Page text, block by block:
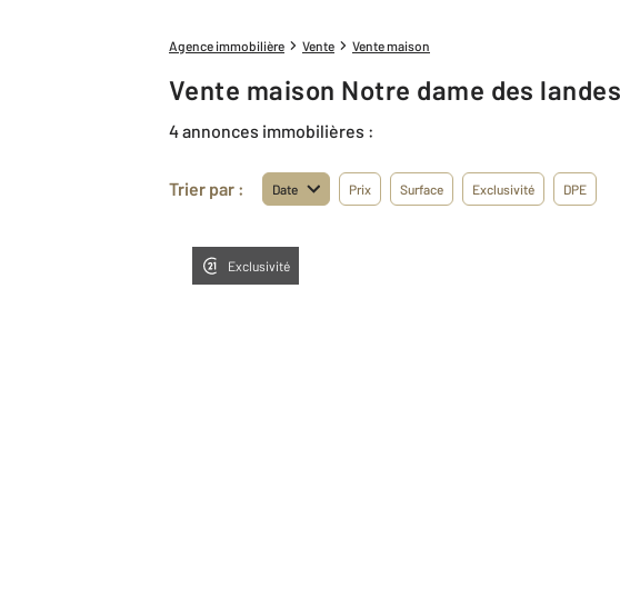
Agence immobilière Vente Vente maison
Vente maison Notre dame des
4 annonces immobilières :
Trier par : Date Prix Surface Exclusivité DPE
Exclusivité